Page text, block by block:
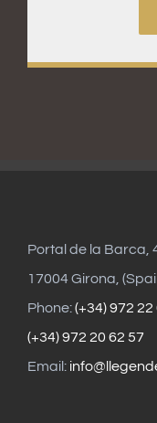
Portal de la Barca,
17004 Girona,
Phone:(+34) 972 22
(+34) 972 20 62 57
Email: